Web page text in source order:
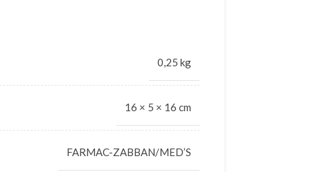
0,25 kg
16 × 5 × 16 cm
FARMAC-ZABBAN/MED’S